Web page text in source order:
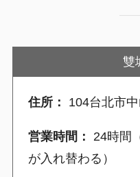
雙
住所： 104台北市
営業時間： 24時間
が入れ替わる）